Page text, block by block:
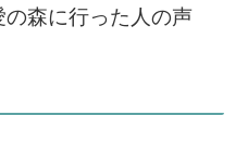
森に行った人の声